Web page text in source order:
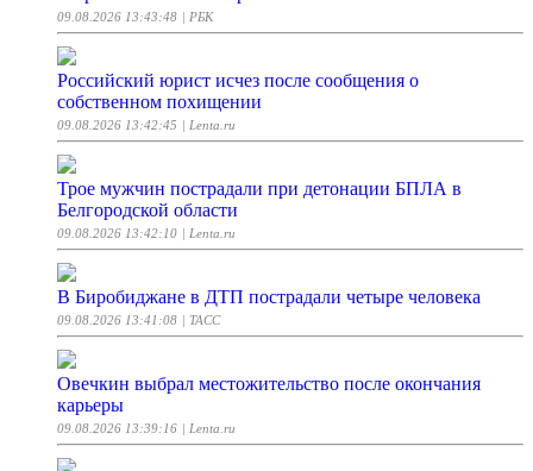
09.08.2026 13:43:48 | РБК
Российский юрист исчез после сообщения о
собственном похищении
09.08.2026 13:42:45 | Lenta.ru
Трое мужчин пострадали при детонации БПЛА в
Белгородской области
09.08.2026 13:42:10 | Lenta.ru
В Биробиджане в ДТП пострадали четыре человека
09.08.2026 13:41:08 | ТАСС
Овечкин выбрал местожительство после окончания
карьеры
09.08.2026 13:39:16 | Lenta.ru